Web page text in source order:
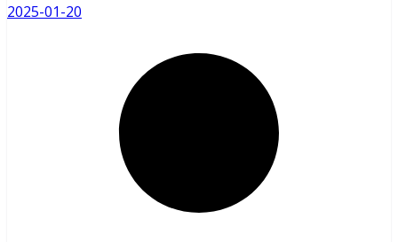
2025-01-20